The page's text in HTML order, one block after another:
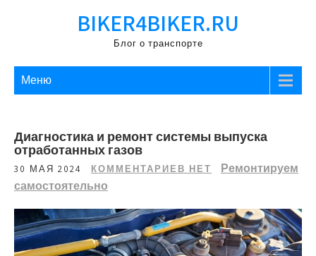
BIKER4BIKER.RU
Блог о транспорте
Меню
Диагностика и ремонт системы выпуска
отработанных газов
30 МАЯ 2024 КОММЕНТАРИЕВ НЕТ
Ремонтируем
самостоятельно